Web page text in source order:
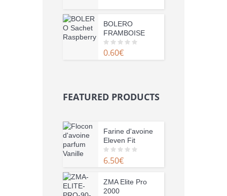
5
BOLERO
FRAMBOISE
0
o
u
0.60€
FEATURED PRODUCTS
Farine d'avoine
Eleven Fit
0
o
o
f
5
6.50€
ZMA Elite Pro
2000